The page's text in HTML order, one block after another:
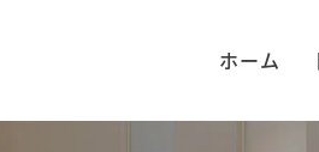
ホーム